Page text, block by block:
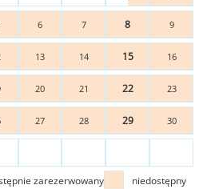
6 7 8 9
13 14 15 16
20 21 22 23
27 28 29 30
zarezerwowany niedostępny